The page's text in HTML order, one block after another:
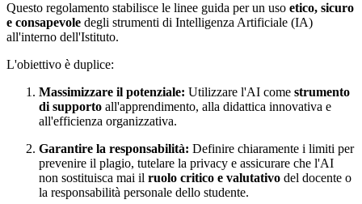
Questo regolamento stabilisce le linee guida per un uso etico, sicuro
e consapevole degli strumenti di Intelligenza Artificiale (IA)
all'interno dell'Istituto.
L'obiettivo è duplice:
Massimizzare il potenziale: Utilizzare l'AI come strumento
di supporto all'apprendimento, alla didattica innovativa e
all'efficienza organizzativa.
Garantire la responsabilità: Definire chiaramente i limiti per
prevenire il plagio, tutelare la privacy e assicurare che l'AI
non sostituisca mai il ruolo critico e valutativo del docente o
la responsabilità personale dello studente.